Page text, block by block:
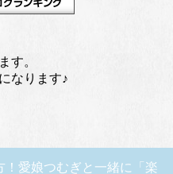
す。
なります♪
愛娘つむぎと一緒に「楽